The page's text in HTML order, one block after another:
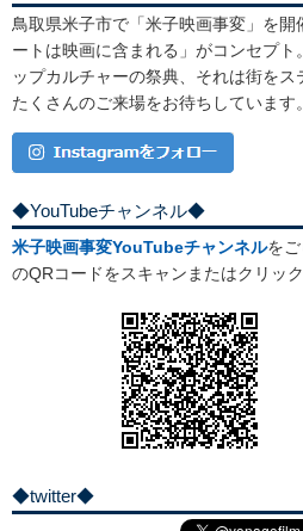
鳥取県米子市で「米子映画事変」を
ートは映画に含まれる」がコンセプ
ップカルチャーの祭典、それは街をス
たくさんのご来場をお待ちしています。
◆YouTubeチャンネル◆
米子映画事変YouTubeチャンネルを
のQRコードをスキャンまたはクリッ
◆twitter◆